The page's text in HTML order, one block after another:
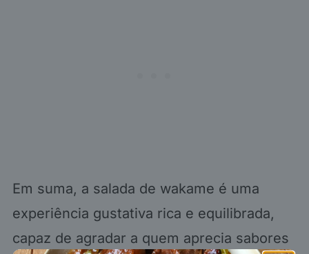
Em suma, a salada de wakame é uma
experiência gustativa rica e equilibrada,
capaz de agradar a quem aprecia sabores